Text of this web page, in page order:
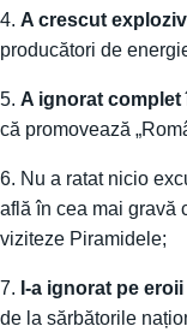
4. A crescut
producători de
5. A ignorat
că promovează
6. Nu a ratat nicio
află în cea mai gravă
viziteze Piramidele;
7. I-a ignorat pe
de la sărbătorile